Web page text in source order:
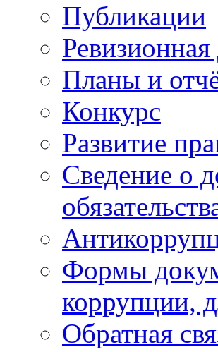
Публикации
Ревизионная
Планы и
Конкурс
Развитие
Сведение о
Формы
коррупции,
Обратная